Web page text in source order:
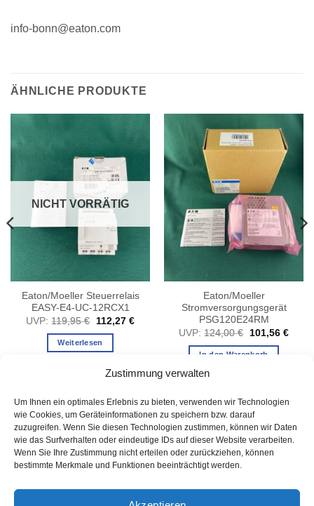
Zustimmung verwalten
Um Ihnen ein optimales Erlebnis zu bieten, verwenden wir Technologien
wie Cookies, um Geräteinformationen zu speichern bzw. darauf
zuzugreifen. Wenn Sie diesen Technologien zustimmen, können wir Daten
wie das Surfverhalten oder eindeutige IDs auf dieser Website verarbeiten.
Wenn Sie Ihre Zustimmung nicht erteilen oder zurückziehen, können
bestimmte Merkmale und Funktionen beeinträchtigt werden.
info-bonn@eaton.com
ÄHNLICHE PRODUKTE
NICHT VORRÄTIG
Eaton/Moeller Steuerrelais
EASY-E4-UC-12RCX1
UVP: 119,95€
Ursprünglicher
Preis
war:
119,95 €
112,27 €Aktueller
Weiterlesen
Eaton/Moeller
Stromversorgungsgerät
PSG120E24RM
UVP: 124,00€
Ursprünglicher
Preis
war:
101,56 €
In den Warenkorb